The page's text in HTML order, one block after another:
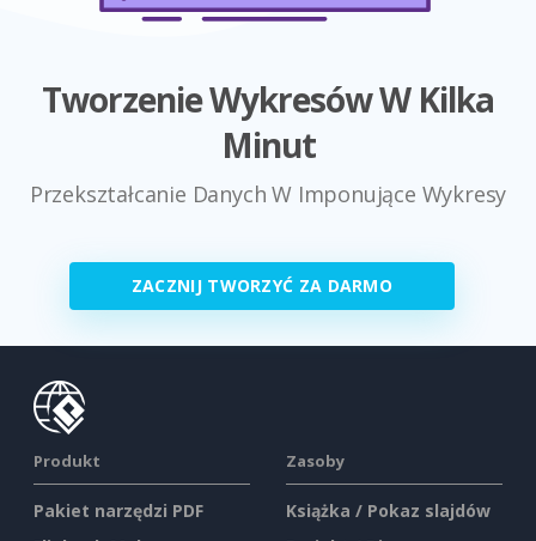
Tworzenie Wykresów W Kilka
Minut
Przekształcanie Danych W Imponujące Wykresy
ZACZNIJ TWORZYĆ ZA DARMO
Produkt
Pakiet narzędzi PDF
Zasoby
Książka / Pokaz slajdów